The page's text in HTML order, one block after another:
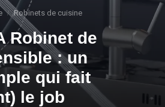
Robinets de cuisine
Robinet de
: un
qui fait
le job